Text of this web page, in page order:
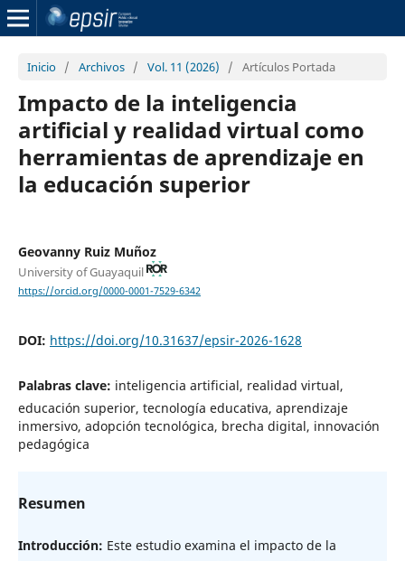
Inicio / Archivos / Vol. 11 (2026) / Artículos Portada
Impacto de la inteligencia
artificial y realidad virtual como
herramientas de aprendizaje en
la educación superior
Geovanny Ruiz Muñoz
University of Guayaquil
https://orcid.org/0000-0001-7529-6342
DOI: https://doi.org/10.31637/epsir-2026-1628
Palabras clave: inteligencia artificial, realidad virtual,
educación superior, tecnología educativa, aprendizaje
inmersivo, adopción tecnológica, brecha digital, innovación
pedagógica
Resumen
Introducción: Este estudio examina el impacto de la